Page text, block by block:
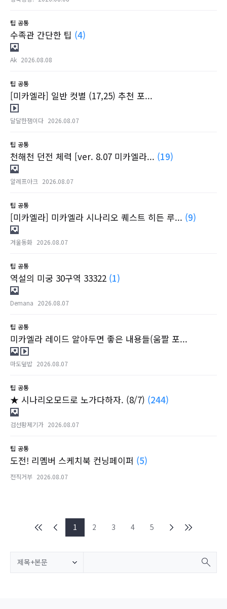
팁 공통
수족관 간단한 팁 (4)
Ak 2026.08.08
팁 공통
[미카엘라] 일반 컷별 (17,25) 추천 포...
달달한잼이다 2026.08.07
팁 공통
천해천 던전 체력 [ver. 8.07 미카엘라... (19)
알레프아크 2026.08.07
팁 공통
[미카엘라] 미카엘라 시나리오 퀘스트 히든 루... (9)
겨울동화 2026.08.07
팁 공통
역설의 미궁 30구역 33322 (1)
Demana 2026.08.07
팁 공통
미카엘라 레이드 알아두면 좋은 내용들(움짤 포...
마도덮밥 2026.08.07
팁 공통
★ 시나리오모드로 노가다하자. (8/7) (244)
검선황제기가 2026.08.07
팁 공통
도전! 리멤버 스케치북 컨닝페이퍼 (5)
전직거부 2026.08.07
1 2 3 4 5
제목+본문